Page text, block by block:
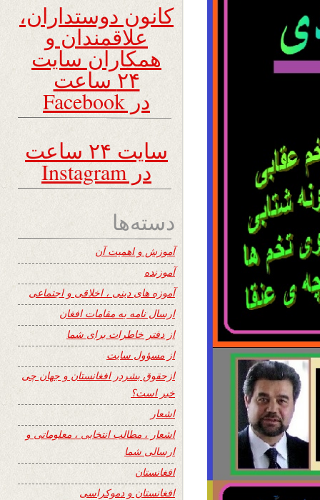
کانون دوستداران،
علاقمندان و
همکاران سایت
۲۴ ساعت
در Facebook
سایت ۲۴ ساعت
در Instagram
دسته‌ها
آموزش و اهمیت آن
آموزنده
آموزه های دینی ، اخلاقی و اجتماعی
ارسال نامه به مقامات افغان
از دفتر خاطرات برای شما
از مسؤول سایت
ازحقوق بشردر افغانستان و جهان چی
خبر است؟
اشعار
اشعار ، مطالب انتخابی ، معلوماتی و
ارسالی شما
افغانستان
افغانستان و دموکراسی